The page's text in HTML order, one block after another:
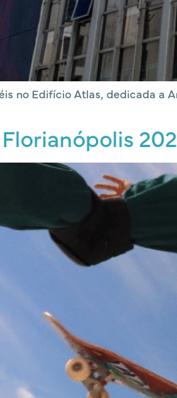
no Edifício Atlas, dedicada a